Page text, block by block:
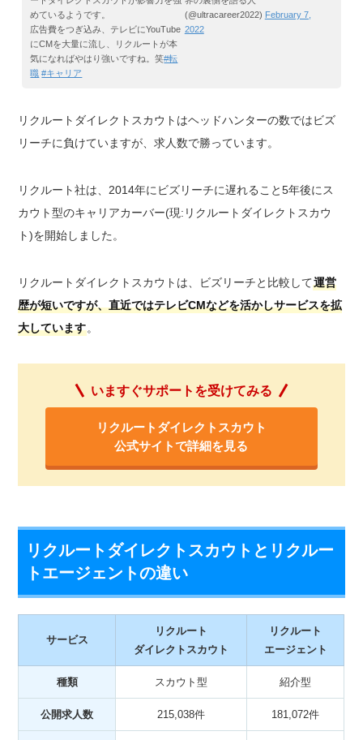
めているようです。
広告費をつぎ込み、テレビにYouTube
にCMを大量に流し、リクルートが本
気になればやはり強いですね。笑#転
職 #キャリア
(@ultracareer2022) February 7,
2022
リクルートダイレクトスカウトはヘッドハンターの数ではビズ
リーチに負けていますが、求人数で勝っています。
リクルート社は、2014年にビズリーチに遅れること5年後にス
カウト型のキャリアカーバー(現:リクルートダイレクトスカウ
ト)を開始しました。
リクルートダイレクトスカウトは、ビズリーチと比較して運営
歴が短いですが、直近ではテレビCMなどを活かしサービスを拡
大しています。
いますぐサポートを受けてみる
リクルートダイレクトスカウト
公式サイトで詳細を見る
リクルートダイレクトスカウトとリクルー
トエージェントの違い
サービス
リクルート
ダイレクトスカウト
リクルート
エージェント
種類 スカウト型 紹介型
公開求人数 215,038件 181,072件